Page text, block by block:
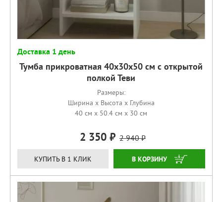
Доставка 1 день
Тумба прикроватная 40х30х50 см с открытой
полкой Теви
Размеры:
Ширина x Высота x Глубина
40 см x 50.4 см x 30 см
2 350 2 940
КУПИТЬ В 1 КЛИК КУПИТЬ